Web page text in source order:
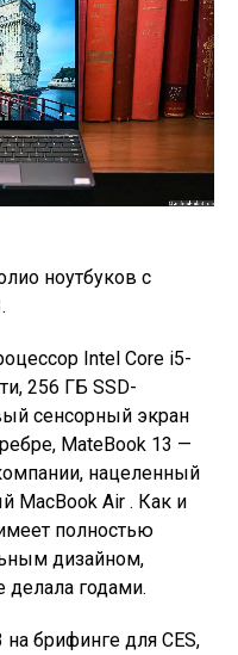
ноутбуков с
Intel Core i5-
256 ГБ SSD-
сенсорный экран
MateBook 13 —
нацеленный
MacBook Air . Как и
полностью
дизайном,
делала годами.
брифинге для CES,